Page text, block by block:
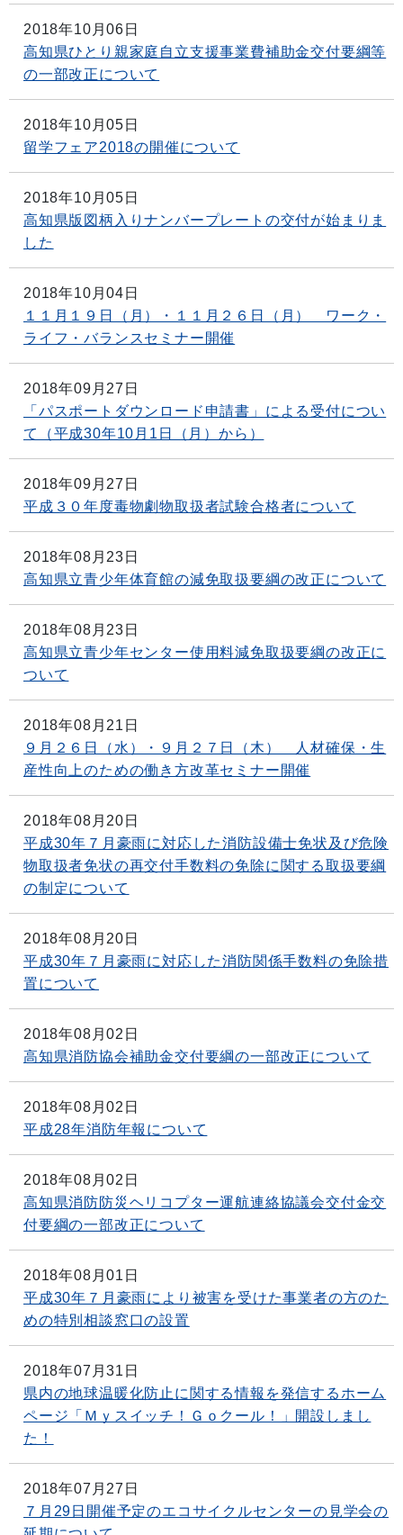
2018年10月06日
高知県ひとり親家庭自立支援事業費補助金交付要綱等
の一部改正について
2018年10月05日
留学フェア2018の開催について
2018年10月05日
高知県版図柄入りナンバープレートの交付が始まりま
した
2018年10月04日
１１月１９日（月）・１１月２６日（月） ワーク・
ライフ・バランスセミナー開催
2018年09月27日
「パスポートダウンロード申請書」による受付につい
て（平成30年10月1日（月）から）
2018年09月27日
平成３０年度毒物劇物取扱者試験合格者について
2018年08月23日
高知県立青少年体育館の減免取扱要綱の改正について
2018年08月23日
高知県立青少年センター使用料減免取扱要綱の改正に
ついて
2018年08月21日
９月２６日（水）・９月２７日（木） 人材確保・生
産性向上のための働き方改革セミナー開催
2018年08月20日
平成30年７月豪雨に対応した消防設備士免状及び危険
物取扱者免状の再交付手数料の免除に関する取扱要綱
の制定について
2018年08月20日
平成30年７月豪雨に対応した消防関係手数料の免除措
置について
2018年08月02日
高知県消防協会補助金交付要綱の一部改正について
2018年08月02日
平成28年消防年報について
2018年08月02日
高知県消防防災ヘリコプター運航連絡協議会交付金交
付要綱の一部改正について
2018年08月01日
平成30年７月豪雨により被害を受けた事業者の方のた
めの特別相談窓口の設置
2018年07月31日
県内の地球温暖化防止に関する情報を発信するホーム
ページ「Ｍｙスイッチ！Ｇｏクール！」開設しまし
た！
2018年07月27日
７月29日開催予定のエコサイクルセンターの見学会の